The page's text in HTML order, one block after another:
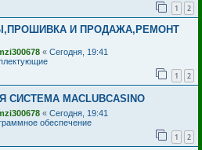
1 2
И ПРОДАЖА,РЕМОНТ
« Сегодня, 19:41
1 2
СИСТЕМА MACLUBCASINO
« Сегодня, 19:41
обеспечение
1 2